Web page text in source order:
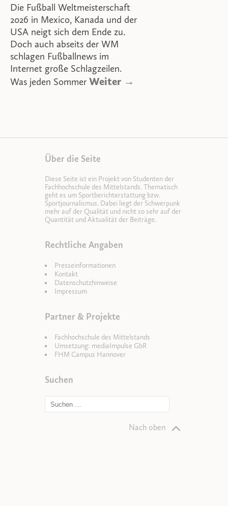
Die Fußball Weltmeisterschaft
2026 in Mexico, Kanada und der
USA neigt sich dem Ende zu.
Doch auch abseits der WM
schlagen Fußballnews im
Internet große Schlagzeilen.
Was jeden Sommer Weiter →
Über die Seite
Diese Seite ist ein Projekt von Studenten der
Fachhochschule des Mittelstands. Thematisch
geht es um Sportberichterstattung bzw.
Sportjournalismus. Dabei liegt der Schwerpunk
mehr auf der Qualität und nicht so sehr auf der
Quantität und Aktualität der Beiträge.
Rechtliche Angaben
Presseinformationen
Kontakt
Datenschutzhinweise
Impressum
Partner & Projekte
Fachhochschule des Mittelstands
Umsetzung: mediaImpulse GbR
FHM Campus Hannover
Suchen
Nach oben